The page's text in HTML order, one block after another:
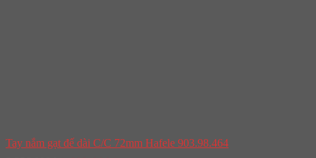
Tay nắm gạt đế dài C/C 72mm Hafele 903.98.464